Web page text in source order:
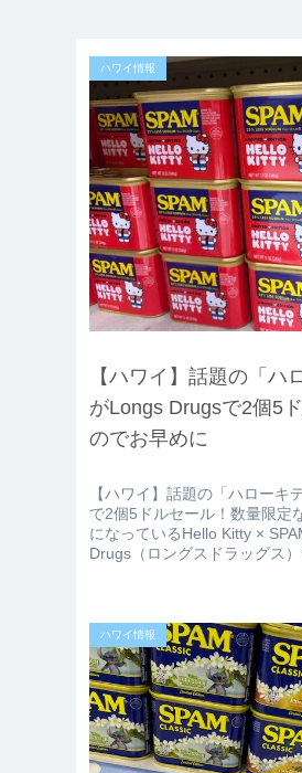
ハワイ情報
【ハワイ】話題の「ハ
がLongs Drugsで2個5
のでお早めに
【ハワイ】話題の「ハローキ
で2個5ドルセール！数量限定
になっているHello Kitty ×
Drugs（ロングスドラッグス）
ハワイ情報